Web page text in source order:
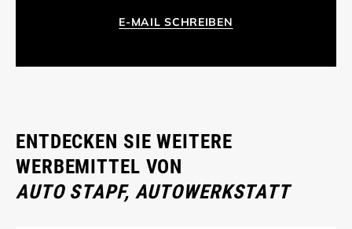
E-MAIL SCHREIBEN
ENTDECKEN SIE WEITERE
WERBEMITTEL VON
AUTO STAPF, AUTOWERKSTATT